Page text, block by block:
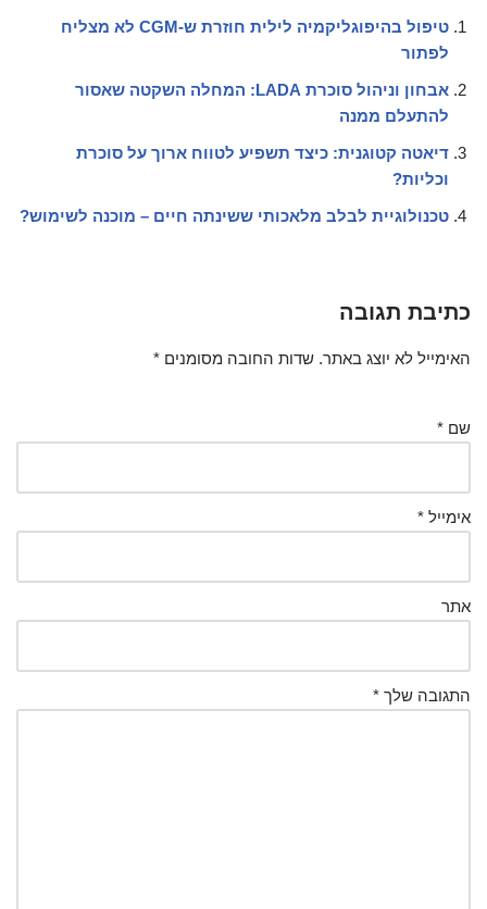
טיפול בהיפוגליקמיה לילית חוזרת ש-CGM לא מצליח
לפתור
אבחון וניהול סוכרת LADA: המחלה השקטה שאסור
להתעלם ממנה
דיאטה קטוגנית: כיצד תשפיע לטווח ארוך על סוכרת
וכליות?
טכנולוגיית לבלב מלאכותי ששינתה חיים – מוכנה לשימוש?
כתיבת תגובה
האימייל לא יוצג באתר. שדות החובה מסומנים *
שם *
אימייל *
אתר
התגובה שלך *